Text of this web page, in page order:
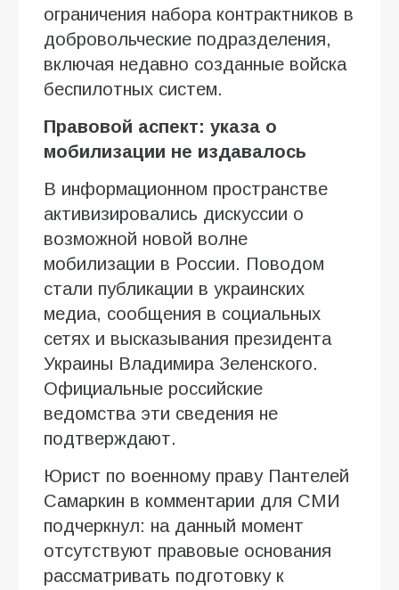
ограничения набора контрактников в
добровольческие подразделения,
включая недавно созданные войска
беспилотных систем.
Правовой аспект: указа о
мобилизации не издавалось
В информационном пространстве
активизировались дискуссии о
возможной новой волне
мобилизации в России. Поводом
стали публикации в украинских
медиа, сообщения в социальных
сетях и высказывания президента
Украины Владимира Зеленского.
Официальные российские
ведомства эти сведения не
подтверждают.
Юрист по военному праву Пантелей
Самаркин в комментарии для СМИ
подчеркнул: на данный момент
отсутствуют правовые основания
рассматривать подготовку к